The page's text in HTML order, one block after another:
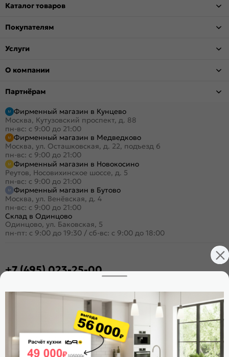
Каталог товаров
Покупателям
Услуги
О компании
Партнёрам
Фирменный магазин в Кунцево
Москва, Кутузовский проспект, д. 88
пн-вс: с 9:00 до 21:00
Фирменный магазин в Медведково
Москва, ул. Осташковская, д. 22, подъезд 6
пн-вс: с 9:00 до 21:00
Фирменный магазин в Новокосино
Реутов, Носовихинское шоссе, д. 5
пн-вс: с 9:00 до 21:00
Фирменный магазин в Бутово
Москва, ул. Венёвская, д. 4
пн-вс: с 9:00 до 21:00
Склад в Одинцово
Одинцово, ул. Баковская, 5
пн-пт: с 9:00 до 19:30 / сб-вс: с 9:00 до 18:00
+7 (495) 023-25-00
Стать дилером
Расскажите о нас
Поделиться
Оцените магазин